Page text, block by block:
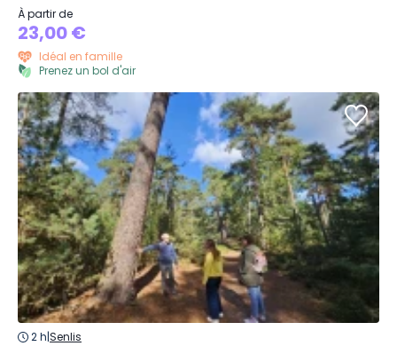
À partir de
23,00 €
Idéal en famille
Prenez un bol d'air
2 h|Senlis